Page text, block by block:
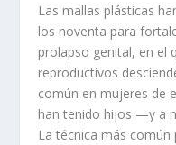
Las mallas plásticas
los noventa para
prolapso genital, en el
reproductivos
común en mujeres de
han tenido hijos —y a
La técnica más